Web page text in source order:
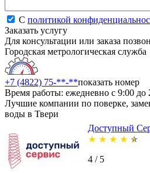
С политикой
Заказать услугу
Для консультации или заказа
Городская метрологическая служба
+7 (4822) 75-**-**показать номер
Время работы: ежедневно с 9:00 до
Лучшие компании по поверке,
воды в Твери
Доступный
★ ★ ★ ★ ★
4 / 5